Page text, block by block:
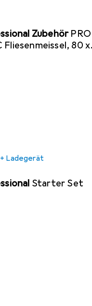
Zubehör PRO
Fliesenmeissel, 80 x
Ladegerät
Starter Set